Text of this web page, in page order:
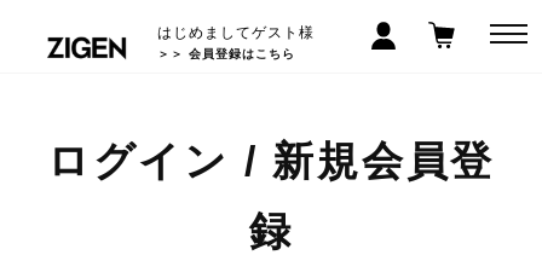
はじめましてゲスト様
＞＞ 会員登録はこちら
ログイン / 新規会員登
録